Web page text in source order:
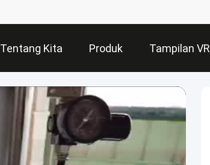
Tentang Kita Produk Tampilan VR